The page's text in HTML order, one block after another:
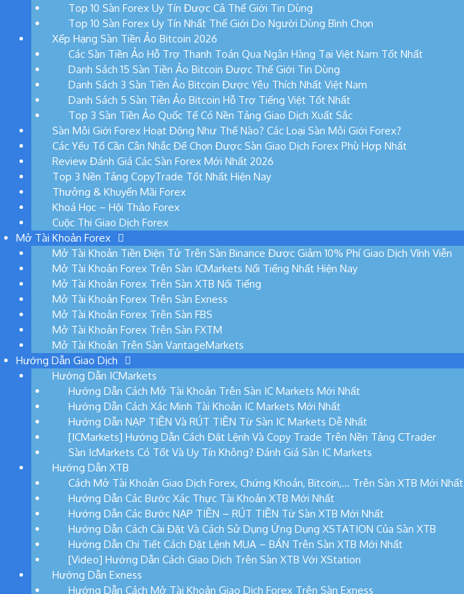
Top 10 Sàn Forex Uy Tín Được Cả Thế Giới Tin Dùng
Top 10 Sàn Forex Uy Tín Nhất Thế Giới Do Người Dùng Bình Chọn
Xếp Hạng Sàn Tiền Ảo Bitcoin 2026
Các Sàn Tiền Ảo Hỗ Trợ Thanh Toán Qua Ngân Hàng Tại Việt Nam Tốt Nhất
Danh Sách 15 Sàn Tiền Ảo Bitcoin Được Thế Giới Tin Dùng
Danh Sách 3 Sàn Tiền Ảo Bitcoin Được Yêu Thích Nhất Việt Nam
Danh Sách 5 Sàn Tiền Ảo Bitcoin Hỗ Trợ Tiếng Việt Tốt Nhất
Top 3 Sàn Tiền Ảo Quốc Tế Có Nền Tảng Giao Dịch Xuất Sắc
Sàn Môi Giới Forex Hoạt Động Như Thế Nào? Các Loại Sàn Môi Giới Forex?
Các Yếu Tố Cần Cân Nhắc Để Chọn Được Sàn Giao Dịch Forex Phù Hợp Nhất
Review Đánh Giá Các Sàn Forex Mới Nhất 2026
Top 3 Nền Tảng CopyTrade Tốt Nhất Hiện Nay
Thưởng & Khuyến Mãi Forex
Khoá Học – Hội Thảo Forex
Cuộc Thi Giao Dịch Forex
Mở Tài Khoản Forex
Mở Tài Khoản Tiền Điện Tử Trên Sàn Binance Được Giảm 10% Phí Giao Dịch Vĩnh Viễn
Mở Tài Khoản Forex Trên Sàn ICMarkets Nổi Tiếng Nhất Hiện Nay
Mở Tài Khoản Forex Trên Sàn XTB Nổi Tiếng
Mở Tài Khoản Forex Trên Sàn Exness
Mở Tài Khoản Forex Trên Sàn FBS
Mở Tài Khoản Forex Trên Sàn FXTM
Mở Tài Khoản Trên Sàn VantageMarkets
Hướng Dẫn Giao Dịch
Hướng Dẫn ICMarkets
Hướng Dẫn Cách Mở Tài Khoản Trên Sàn IC Markets Mới Nhất
Hướng Dẫn Cách Xác Minh Tài Khoản IC Markets Mới Nhất
Hướng Dẫn NẠP TIỀN Và RÚT TIỀN Từ Sàn IC Markets Dễ Nhất
[ICMarkets] Hướng Dẫn Cách Đặt Lệnh Và Copy Trade Trên Nền Tảng CTrader
Sàn IcMarkets Có Tốt Và Uy Tín Không? Đánh Giá Sàn IC Markets
Hướng Dẫn XTB
Cách Mở Tài Khoản Giao Dịch Forex, Chứng Khoán, Bitcoin,… Trên Sàn XTB Mới Nhất
Hướng Dẫn Các Bước Xác Thực Tài Khoản XTB Mới Nhất
Hướng Dẫn Các Bước NẠP TIỀN – RÚT TIỀN Từ Sàn XTB Mới Nhất
Hướng Dẫn Cách Cài Đặt Và Cách Sử Dụng Ứng Dụng XSTATION Của Sàn XTB
Hướng Dẫn Chi Tiết Cách Đặt Lệnh MUA – BÁN Trên Sàn XTB Mới Nhất
[Video] Hướng Dẫn Cách Giao Dịch Trên Sàn XTB Với XStation
Hướng Dẫn Exness
Hướng Dẫn Cách Mở Tài Khoản Giao Dịch Forex Trên Sàn Exness